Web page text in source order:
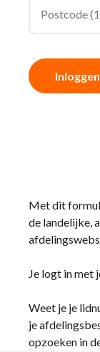
Inloggen
Met dit
de landelijke,
Je logt in met
Weet je je
je
opzoeken in